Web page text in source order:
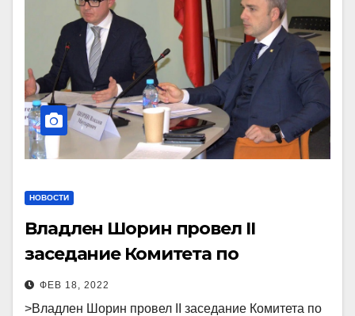
НОВОСТИ
Владлен Шорин провел II
заседание Комитета по
промышленности и энергетике
Российско-Китайского Делового
ФЕВ 18, 2022
>Владлен Шорин провел II заседание Комитета по